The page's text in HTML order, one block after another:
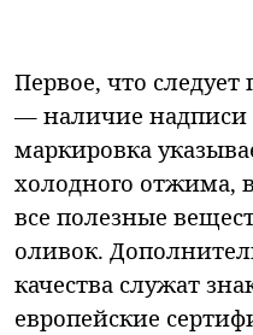
Первое, что следует
— наличие надписи
маркировка
холодного отжима,
все полезные
оливок.
качества служат
европейские